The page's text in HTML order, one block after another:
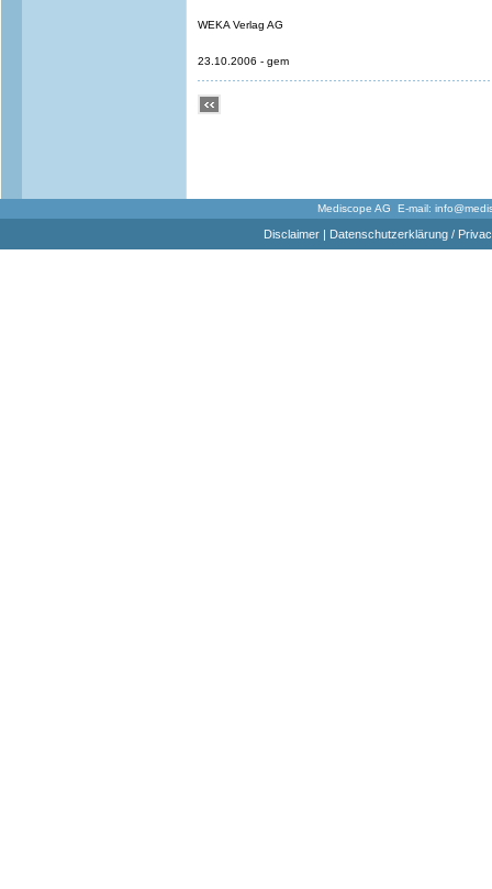
WEKA Verlag AG
23.10.2006 - gem
Mediscope AG E-mail:
Disclaimer| Datenschutzerklärung /